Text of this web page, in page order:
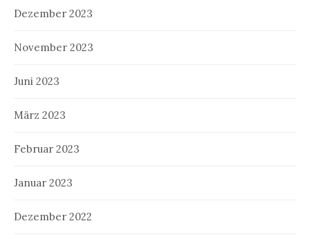
Dezember 2023
November 2023
Juni 2023
März 2023
Februar 2023
Januar 2023
Dezember 2022